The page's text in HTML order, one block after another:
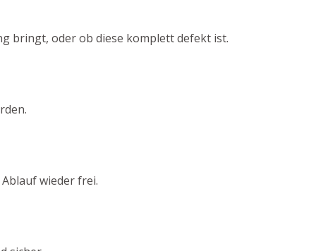
bringt, oder ob diese komplett defekt ist.
wieder frei.